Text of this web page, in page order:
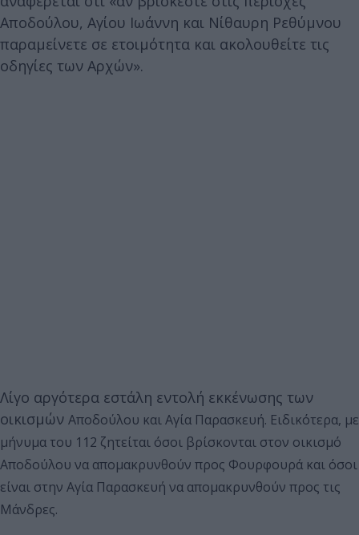
Αποδούλου, Αγίου Ιωάννη και Νίθαυρη Ρεθύμνου
παραμείνετε σε ετοιμότητα και ακολουθείτε τις
οδηγίες των Αρχών».
Λίγο αργότερα εστάλη εντολή εκκένωσης των
οικισμών Αποδούλου και Αγία Παρασκευή. Ειδικότερα, με
μήνυμα του 112 ζητείται όσοι βρίσκονται στον οικισμό
Αποδούλου να απομακρυνθούν προς Φουρφουρά και όσοι
είναι στην Αγία Παρασκευή να απομακρυνθούν προς τις
Μάνδρες.